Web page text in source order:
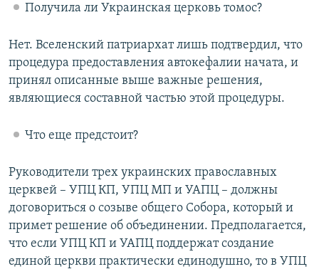
Получила ли Украинская церковь томос?
Нет. Вселенский патриархат лишь подтвердил, что
процедура предоставления автокефалии начата, и
принял описанные выше важные решения,
являющиеся составной частью этой процедуры.
Что еще предстоит?
Руководители трех украинских православных
церквей – УПЦ КП, УПЦ МП и УАПЦ – должны
договориться о созыве общего Собора, который и
примет решение об объединении. Предполагается,
что если УПЦ КП и УАПЦ поддержат создание
единой церкви практически единодушно, то в УПЦ